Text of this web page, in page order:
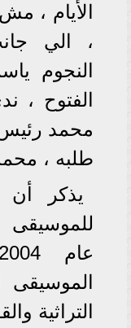
الأيام ،
، الي
النجوم
الفتوح ،
محمد رئيس
طلبه ،
يذكر أن
للموسيقى
الموسيقى
التراثية